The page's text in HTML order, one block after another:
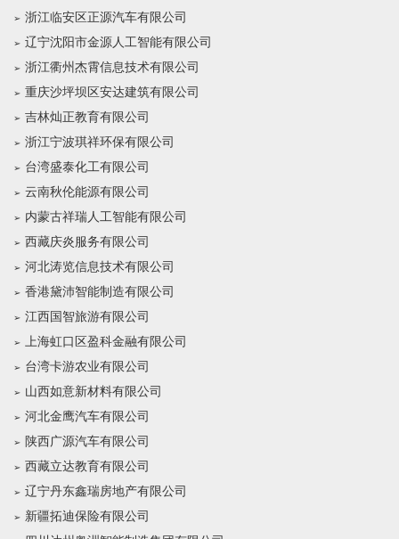
浙江临安区正源汽车有限公司
辽宁沈阳市金源人工智能有限公司
浙江衢州杰霄信息技术有限公司
重庆沙坪坝区安达建筑有限公司
吉林灿正教育有限公司
浙江宁波琪祥环保有限公司
台湾盛泰化工有限公司
云南秋伦能源有限公司
内蒙古祥瑞人工智能有限公司
西藏庆炎服务有限公司
河北涛览信息技术有限公司
香港黛沛智能制造有限公司
江西国智旅游有限公司
上海虹口区盈科金融有限公司
台湾卡游农业有限公司
山西如意新材料有限公司
河北金鹰汽车有限公司
陕西广源汽车有限公司
西藏立达教育有限公司
辽宁丹东鑫瑞房地产有限公司
新疆拓迪保险有限公司